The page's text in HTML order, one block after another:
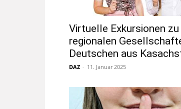
Virtuelle Exkursionen zu
regionalen
Deutschen aus
DAZ - 11. Januar 2025